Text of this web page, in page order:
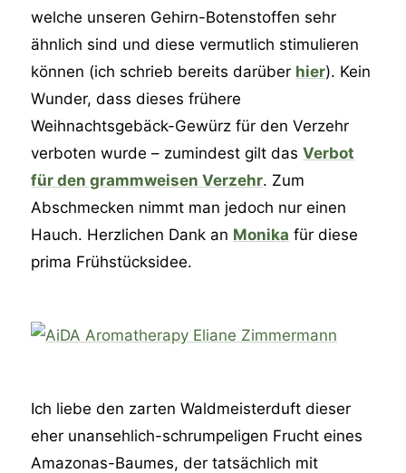
welche unseren Gehirn-Botenstoffen sehr
ähnlich sind und diese vermutlich stimulieren
können (ich schrieb bereits darüber hier). Kein
Wunder, dass dieses frühere
Weihnachtsgebäck-Gewürz für den Verzehr
verboten wurde – zumindest gilt dasVerbot
für den grammweisen Verzehr. Zum
Abschmecken nimmt man jedoch nur einen
Hauch. Herzlichen Dank an Monika für diese
prima Frühstücksidee.
Ich liebe den zarten Waldmeisterduft dieser
eher unansehlich-schrumpeligen Frucht eines
Amazonas-Baumes, der tatsächlich mit